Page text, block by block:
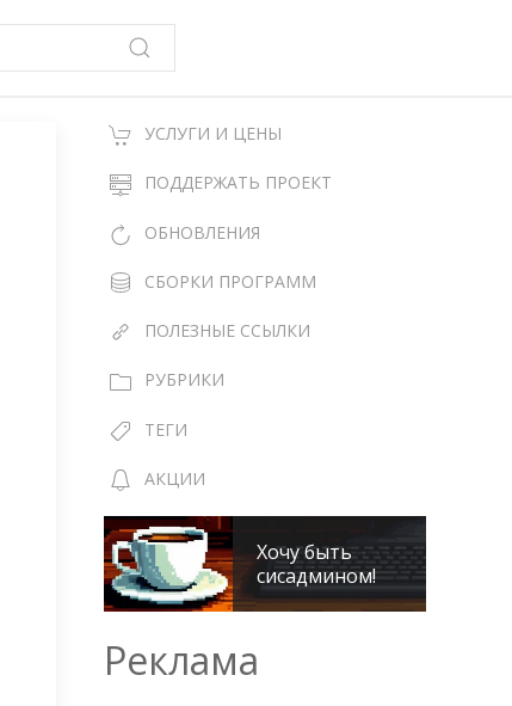
УСЛУГИ И ЦЕНЫ
ПОДДЕРЖАТЬ ПРОЕКТ
ОБНОВЛЕНИЯ
СБОРКИ ПРОГРАММ
ПОЛЕЗНЫЕ ССЫЛКИ
РУБРИКИ
ТЕГИ
АКЦИИ
Хочу быть
сисадмином!
Реклама